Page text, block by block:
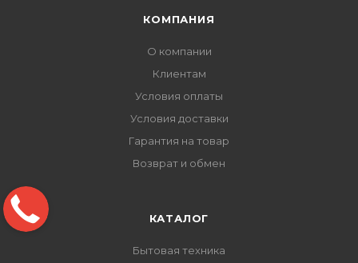
КОМПАНИЯ
О компании
Клиентам
Условия оплаты
Условия доставки
Гарантия на товар
Возврат и обмен
КАТАЛОГ
Бытовая техника